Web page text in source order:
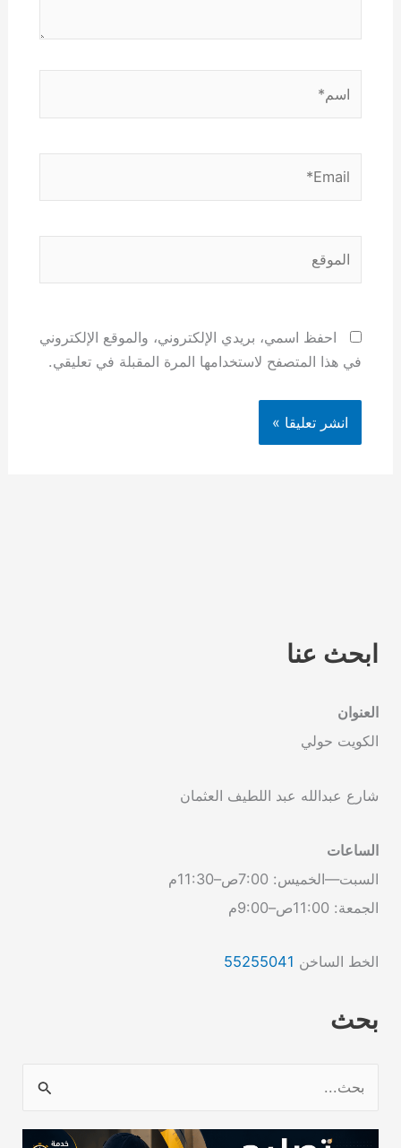
احفظ اسمي، بريدي الإلكتروني، والموقع الإلكتروني
في هذا المتصفح لاستخدامها المرة المقبلة في تعليقي.
ابحث عنا
العنوان
الكويت حولي
شارع عبدالله عبد اللطيف العثمان
الساعات
السبت—الخميس: 7:00ص–11:30م
الجمعة: 11:00ص–9:00م
الخط الساخن 55255041
بحث